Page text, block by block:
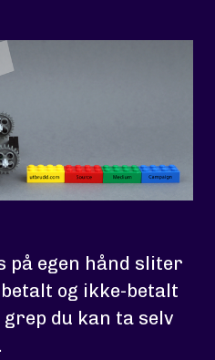
på egen hånd sliter
og ikke-betalt
du kan ta selv